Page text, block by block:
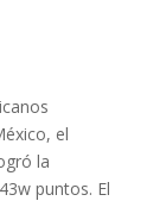
el
la
puntos. El